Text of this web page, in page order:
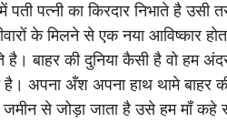
पती पत्नी का किरदार निभाते है
के मिलने से एक नया आविष्कार
है। बाहर की दुनिया कैसी है वो हम
अपना अँश अपना हाथ थामे बाहर
जमीन से जोड़ा जाता है उसे हम माँ